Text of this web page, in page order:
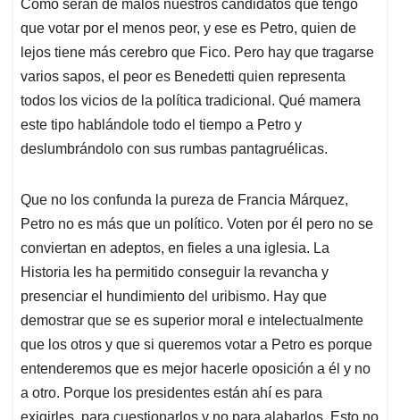
Cómo serán de malos nuestros candidatos que tengo
que votar por el menos peor, y ese es Petro, quien de
lejos tiene más cerebro que Fico. Pero hay que tragarse
varios sapos, el peor es Benedetti quien representa
todos los vicios de la política tradicional. Qué mamera
este tipo hablándole todo el tiempo a Petro y
deslumbrándolo con sus rumbas pantagruélicas.
Que no los confunda la pureza de Francia Márquez,
Petro no es más que un político. Voten por él pero no se
conviertan en adeptos, en fieles a una iglesia. La
Historia les ha permitido conseguir la revancha y
presenciar el hundimiento del uribismo. Hay que
demostrar que se es superior moral e intelectualmente
que los otros y que si queremos votar a Petro es porque
entenderemos que es mejor hacerle oposición a él y no
a otro. Porque los presidentes están ahí es para
exigirles, para cuestionarlos y no para alabarlos. Esto no